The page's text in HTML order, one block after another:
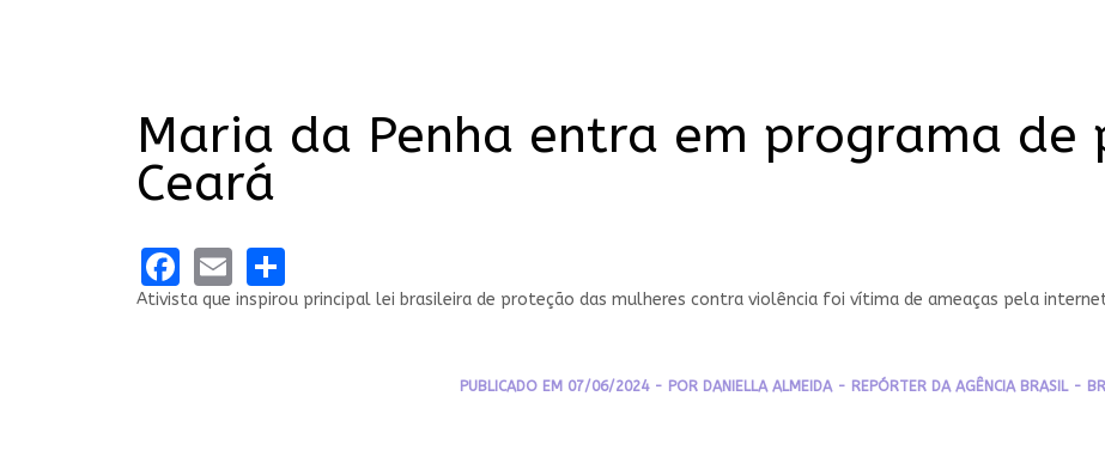
Maria da Penha entra em programa de
Ceará
Facebook
Email
Ativista que inspirou principal lei brasileira de proteção das mulheres contra violência foi vítima de ameaças pela
PUBLICADO EM 07/06/2024 - POR DANIELLA ALMEIDA - REPÓRTER DA AGÊNCIA BRASIL -